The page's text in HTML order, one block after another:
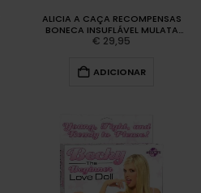
ALICIA A CAÇA RECOMPENSAS
BONECA INSUFLÁVEL MULATA
CRUSHIOUS
€ 29,95
ADICIONAR